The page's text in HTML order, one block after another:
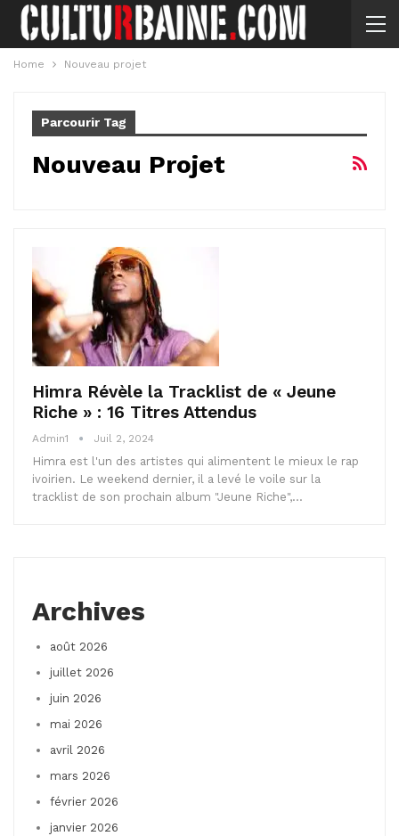
Home Nouveau projet
Parcourir Tag
Nouveau Projet
Himra Révèle la Tracklist de « Jeune
Riche » : 16 Titres Attendus
Admin1 Juil 2, 2024
Himra est l'un des artistes qui alimentent le mieux le rap
ivoirien. Le weekend dernier, il a levé le voile sur la
tracklist de son prochain album "Jeune Riche",…
Archives
août 2026
juillet 2026
juin 2026
mai 2026
avril 2026
mars 2026
février 2026
janvier 2026